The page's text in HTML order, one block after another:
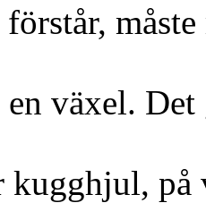
växel.
kugghjul,